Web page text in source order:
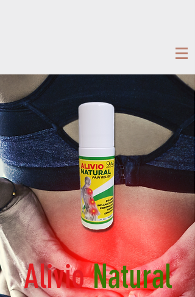
Alivio Natural